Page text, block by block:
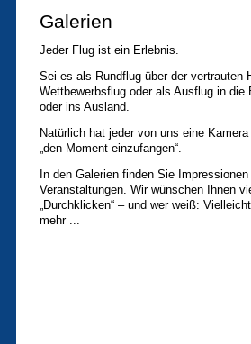
Galerien
Jeder Flug ist ein Erlebnis.
Sei es als Rundflug über der vertrauten
Wettbewerbsflug oder als Ausflug in die
oder ins Ausland.
Natürlich hat jeder von uns eine
„den Moment einzufangen“.
In den Galerien finden Sie
Veranstaltungen. Wir wünschen Ihnen
„Durchklicken“ – und wer weiß:
mehr ...